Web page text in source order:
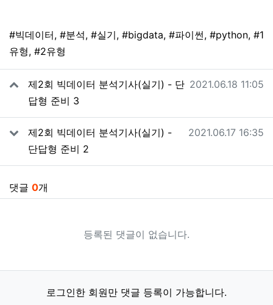
태그
#빅데이터, #분석, #실기, #bigdata, #파이썬, #python, #1
유형, #2유형
관련자료
제2회 빅데이터 분석기사(실기) - 단
답형 준비 3
작성일
2021.06.18 11:05
제2회 빅데이터 분석기사(실기) -
단답형 준비 2
작성일
2021.06.17 16:35
댓글 0개
등록된 댓글이 없습니다.
로그인한 회원만 댓글 등록이 가능합니다.